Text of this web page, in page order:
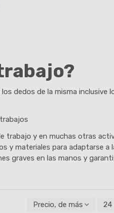
dedos de la misma inclusive
trabajo y en muchas otras
y materiales para adaptarse a
graves en las manos y
Precio, de más alto a 24